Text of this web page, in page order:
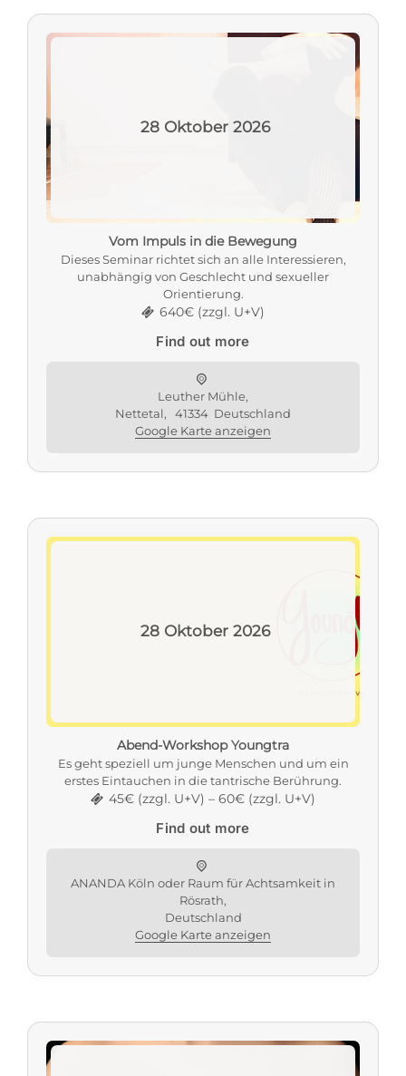
28 Oktober 2026
Vom Impuls in die Bewegung
Dieses Seminar richtet sich an alle Interessieren,
unabhängig von Geschlecht und sexueller
Orientierung.
640€ (zzgl. U+V)
Find out more
Leuther Mühle,
Nettetal, 41334 Deutschland
Google Karte anzeigen
28 Oktober 2026
Abend-Workshop Youngtra
Es geht speziell um junge Menschen und um ein
erstes Eintauchen in die tantrische Berührung.
45€ (zzgl. U+V) – 60€ (zzgl. U+V)
Find out more
ANANDA Köln oder Raum für Achtsamkeit in
Rösrath,
Deutschland
Google Karte anzeigen